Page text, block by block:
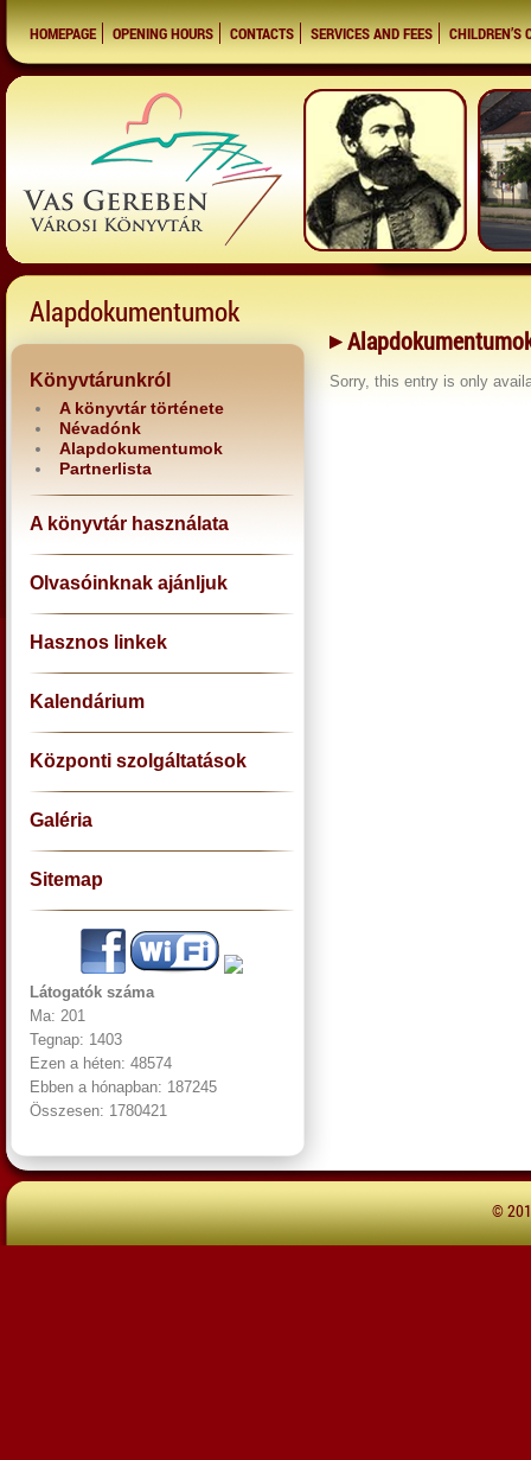
HOMEPAGE OPENING HOURS CONTACTS SERVICES AND FEES CHILDREN’S
Alapdokumentumok
Könyvtárunkról
A könyvtár története
Névadónk
Alapdokumentumok
Partnerlista
A könyvtár használata
Olvasóinknak ajánljuk
Hasznos linkek
Kalendárium
Központi szolgáltatások
Galéria
Sitemap
Látogatók száma
Ma: 201
Tegnap: 1403
Ezen a héten: 48574
Ebben a hónapban: 187245
Összesen: 1780421
Sorry, this entry is only
©